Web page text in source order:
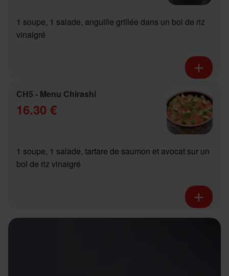
1 soupe, 1 salade, anguille grillée dans un bol de riz
vinaigré
CH5 - Menu Chirashi
16.30 €
1 soupe, 1 salade, tartare de saumon et avocat sur un
bol de riz vinaigré